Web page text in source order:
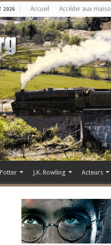
2026 Accueil Accéder aux
J.K. Rowling Acteurs